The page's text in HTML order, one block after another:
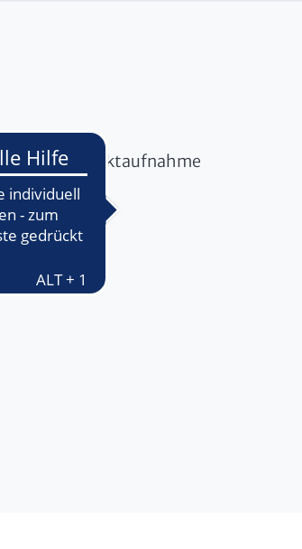
die Kontaktaufnahme